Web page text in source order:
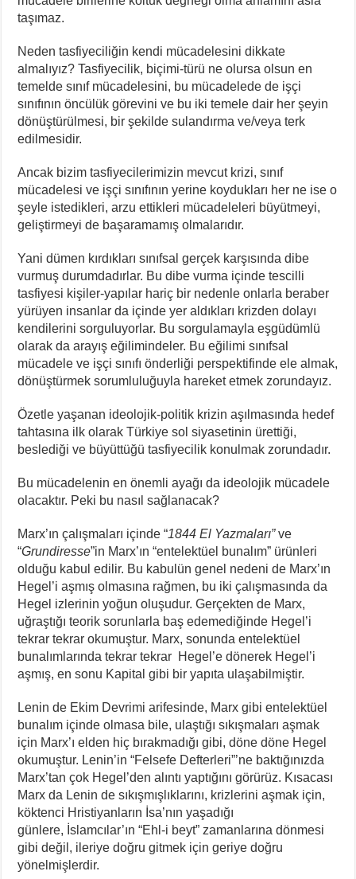
taşımaz.
Neden tasfiyeciliğin kendi mücadelesini dikkate
almalıyız? Tasfiyecilik, biçimi-türü ne olursa olsun en
temelde sınıf mücadelesini, bu mücadelede de işçi
sınıfının öncülük görevini ve bu iki temele dair her şeyin
dönüştürülmesi, bir şekilde sulandırma ve/veya terk
edilmesidir.
Ancak bizim tasfiyecilerimizin mevcut krizi, sınıf
mücadelesi ve işçi sınıfının yerine koydukları her ne ise o
şeyle istedikleri, arzu ettikleri mücadeleleri büyütmeyi,
geliştirmeyi de başaramamış olmalarıdır.
Yani dümen kırdıkları sınıfsal gerçek karşısında dibe
vurmuş durumdadırlar. Bu dibe vurma içinde tescilli
tasfiyesi kişiler-yapılar hariç bir nedenle onlarla beraber
yürüyen insanlar da içinde yer aldıkları krizden dolayı
kendilerini sorguluyorlar. Bu sorgulamayla eşgüdümlü
olarak da arayış eğilimindeler. Bu eğilimi sınıfsal
mücadele ve işçi sınıfı önderliği perspektifinde ele almak,
dönüştürmek sorumluluğuyla hareket etmek zorundayız.
Özetle yaşanan ideolojik-politik krizin aşılmasında hedef
tahtasına ilk olarak Türkiye sol siyasetinin ürettiği,
beslediği ve büyüttüğü tasfiyecilik konulmak zorundadır.
Bu mücadelenin en önemli ayağı da ideolojik mücadele
olacaktır. Peki bu nasıl sağlanacak?
Marx’ın çalışmaları içinde “1844 El Yazmaları”ve
“Grundiresse”in Marx’ın “entelektüel bunalım” ürünleri
olduğu kabul edilir. Bu kabulün genel nedeni de Marx’ın
Hegel’i aşmış olmasına rağmen, bu iki çalışmasında da
Hegel izlerinin yoğun oluşudur. Gerçekten de Marx,
uğraştığı teorik sorunlarla baş edemediğinde Hegel’i
tekrar tekrar okumuştur. Marx, sonunda entelektüel
bunalımlarında tekrar tekrar Hegel’e dönerek Hegel’i
aşmış, en sonu Kapital gibi bir yapıta ulaşabilmiştir.
Lenin de Ekim Devrimi arifesinde, Marx gibi entelektüel
bunalım içinde olmasa bile, ulaştığı sıkışmaları aşmak
için Marx’ı elden hiç bırakmadığı gibi, döne döne Hegel
okumuştur. Lenin’in “Felsefe Defterleri”’ne baktığınızda
Marx’tan çok Hegel’den alıntı yaptığını görürüz. Kısacası
Marx da Lenin de sıkışmışlıklarını, krizlerini aşmak için,
köktenci Hristiyanların İsa’nın yaşadığı
günlere, İslamcılar’ın “Ehl-i beyt” zamanlarına dönmesi
gibi değil, ileriye doğru gitmek için geriye doğru
yönelmişlerdir.